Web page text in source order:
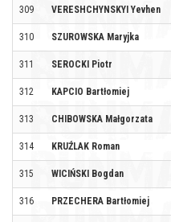
309 VERESHCHYNSKYI Yevhen
310 SZUROWSKA Maryjka
311 SEROCKI Piotr
312 KAPCIO Bartłomiej
313 CHIBOWSKA Małgorzata
314 KRUŹLAK Roman
315 WICIŃSKI Bogdan
316 PRZECHERA Bartłomiej